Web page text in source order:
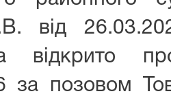
від
відкрито
за позовом